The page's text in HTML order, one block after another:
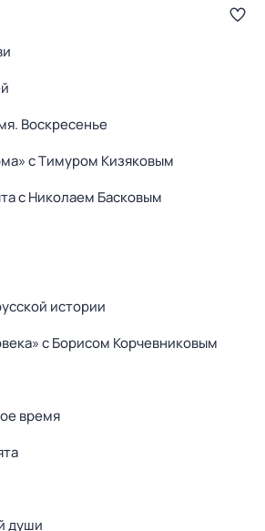
Воскресенье
с Тимуром Кизяковым
с Николаем Басковым
истории
с Борисом Корчевниковым
время
души